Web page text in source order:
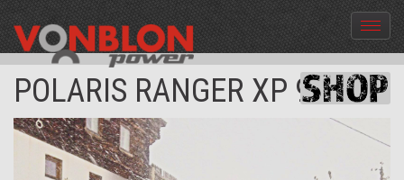
Menü
aus-
und
POLARIS RANGER XP 900